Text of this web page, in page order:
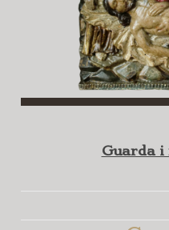
Guarda